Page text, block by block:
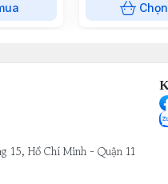
15, Hồ Chí Minh - Quận 11